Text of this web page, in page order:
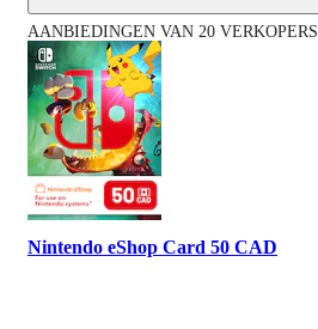
AANBIEDINGEN VAN 20 VERKOPERS
Nintendo eShop Card 50 CAD